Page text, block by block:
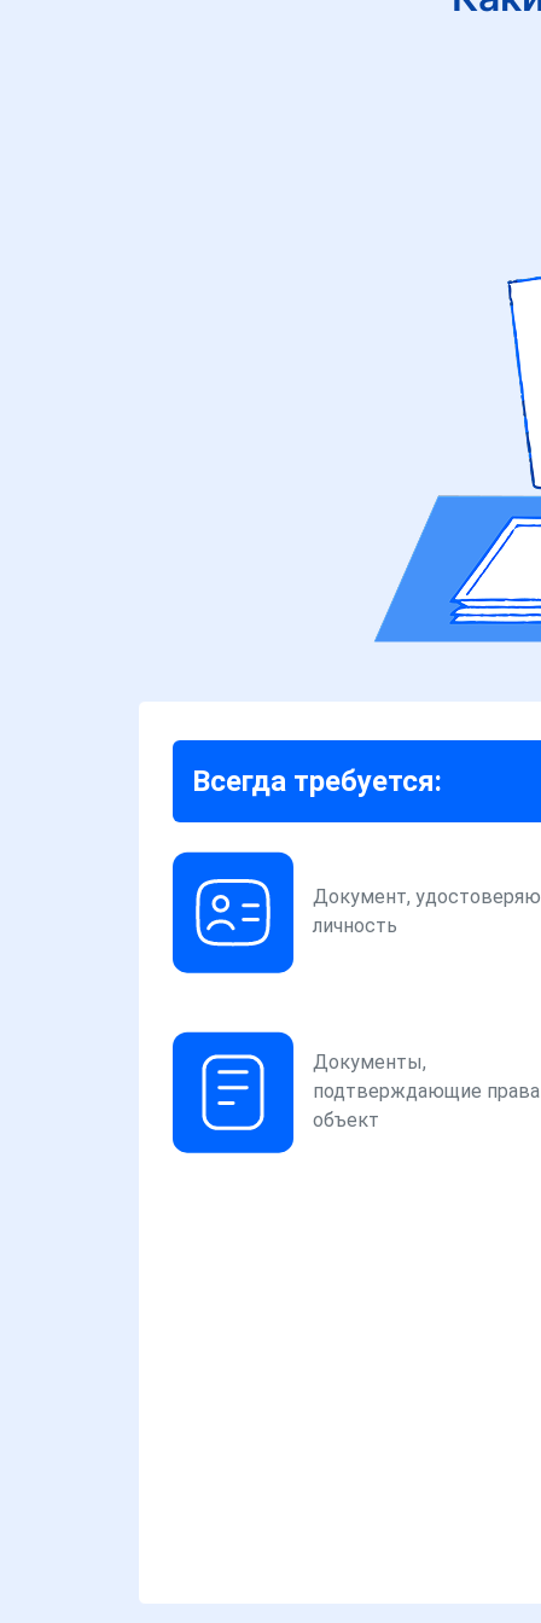
Всегда требуется:
Документ,
личность
Документы,
подтверждающие права
объект